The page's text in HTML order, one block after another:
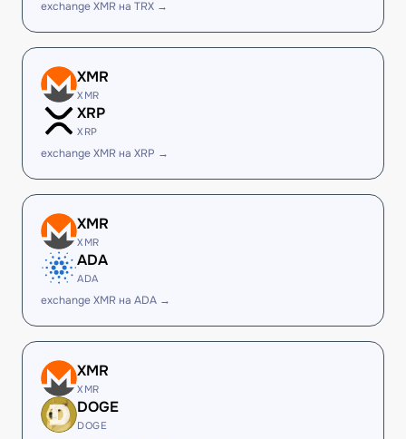
exchange XMR на TRX →
XMR
XMR
XRP
XRP
exchange XMR на XRP →
XMR
XMR
ADA
ADA
exchange XMR на ADA →
XMR
XMR
DOGE
DOGE